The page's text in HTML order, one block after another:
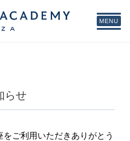
MENU
らせ
ご利用いただきありがとう